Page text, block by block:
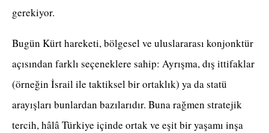
gerekiyor.
Bugün Kürt hareketi, bölgesel ve uluslararası konjonktür
açısından farklı seçeneklere sahip: Ayrışma, dış ittifaklar
(örneğin İsrail ile taktiksel bir ortaklık) ya da statü
arayışları bunlardan bazılarıdır. Buna rağmen stratejik
tercih, hâlâ Türkiye içinde ortak ve eşit bir yaşamı inşa